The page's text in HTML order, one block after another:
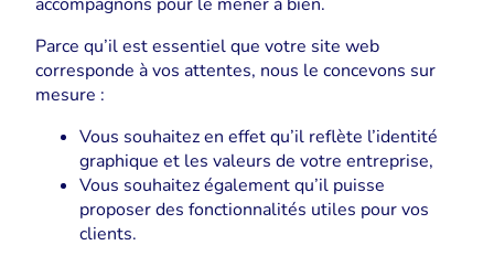
Parce qu’il est essentiel que votre site web
corresponde à vos attentes, nous le concevons sur
mesure :
Vous souhaitez en effet qu’il reflète l’identité
graphique et les valeurs de votre entreprise,
Vous souhaitez également qu’il puisse
proposer des fonctionnalités utiles pour vos
clients.